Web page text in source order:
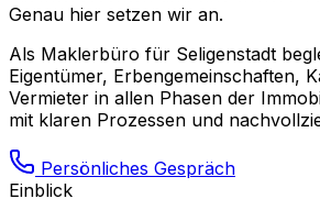
Genau hier setzen wir an.
Als Maklerbüro für Seligenstadt
Eigentümer, Erbengemeinschaften,
Vermieter in allen Phasen der
mit klaren Prozessen und
Persönliches Gespräch
Einblick